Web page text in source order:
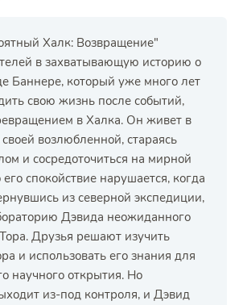
Халк: Возвращение"
в захватывающую историю о
Баннере, который уже много лет
свою жизнь после событий,
в Халка. Он живет в
возлюбленной, стараясь
и сосредоточиться на мирной
спокойствие нарушается, когда
из северной экспедиции,
Дэвида неожиданного
Тора. Друзья решают изучить
и использовать его знания для
научного открытия. Но
из-под контроля, и Дэвид